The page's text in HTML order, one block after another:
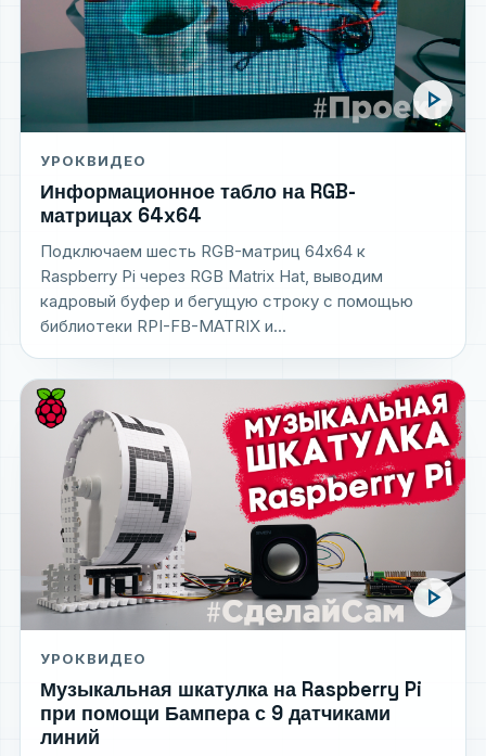
play_arrow
УРОКВИДЕО
Информационное табло на RGB-
матрицах 64x64
Подключаем шесть RGB-матриц 64x64 к
Raspberry Pi через RGB Matrix Hat, выводим
кадровый буфер и бегущую строку с помощью
библиотеки RPI-FB-MATRIX и...
play_arrow
УРОКВИДЕО
Музыкальная шкатулка на Raspberry Pi
при помощи Бампера с 9 датчиками
линий